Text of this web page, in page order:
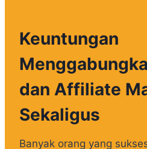
Keuntungan
dan Affiliate
Sekaligus
Banyak orang yang